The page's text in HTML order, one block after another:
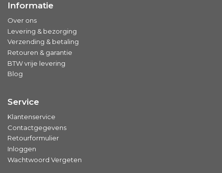
Informatie
Over ons
Levering & bezorging
Verzending & betaling
Retouren & garantie
BTW vrije levering
Blog
Service
Klantenservice
Contactgegevens
Retourformulier
Inloggen
Wachtwoord Vergeten